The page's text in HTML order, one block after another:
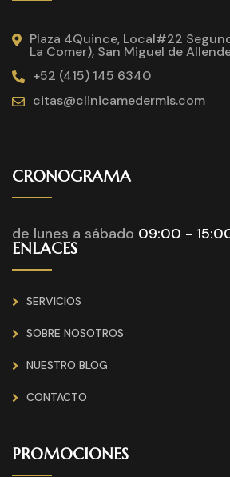
Plaza 4Quince, Local#22
La Comer), San Miguel de
+52 (415) 145 6340
citas@clinicamedermis.com
CRONOGRAMA
de lunes a sábado 09:00 -
ENLACES
SERVICIOS
SOBRE NOSOTROS
NUESTRO BLOG
CONTACTO
PROMOCIONES